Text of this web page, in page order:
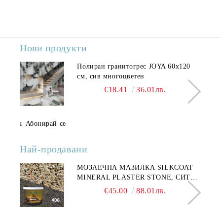
Нови продукти
Полиран гранитогрес JOYA 60x120
см, сив многоцветен
€18.41 36.01лв.
Абонирай се
Най-продавани
МОЗАЕЧНА МАЗИЛКА SILKCOAT
MINERAL PLASTER STONE, СИТЕН
КАМЪК 406 25КГ
€45.00 88.01лв.